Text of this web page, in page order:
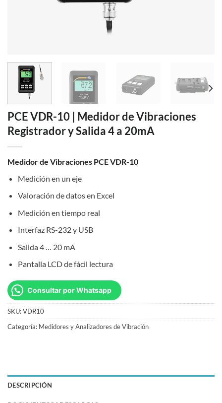
PCE VDR-10 | Medidor de Vibraciones
Registrador y Salida 4 a 20mA
Medidor de Vibraciones PCE VDR-10
Medición en un eje
Valoración de datos en Excel
Medición en tiempo real
Interfaz RS-232 y USB
Salida 4 … 20 mA
Pantalla LCD de fácil lectura
Consultar por Whatsapp
SKU:VDR10
Categoría: Medidores y Analizadores de Vibración
DESCRIPCIÓN